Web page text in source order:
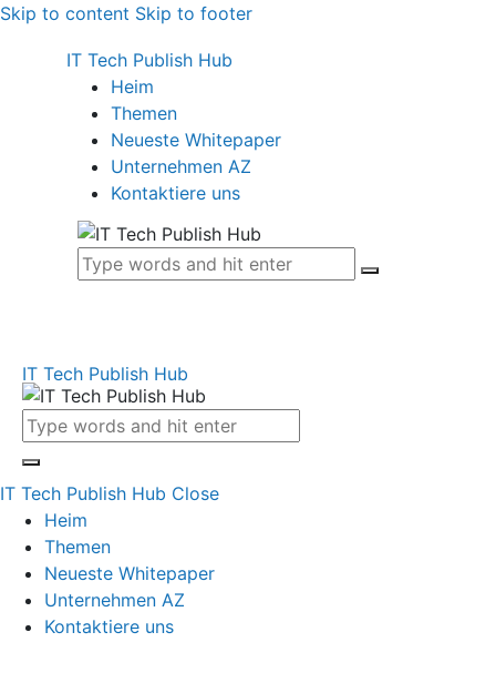
Skip to content Skip to footer
IT Tech Publish Hub
Heim
Themen
Neueste Whitepaper
Unternehmen AZ
Kontaktiere uns
IT Tech Publish Hub
IT Tech Publish Hub Close
Heim
Themen
Neueste Whitepaper
Unternehmen AZ
Kontaktiere uns